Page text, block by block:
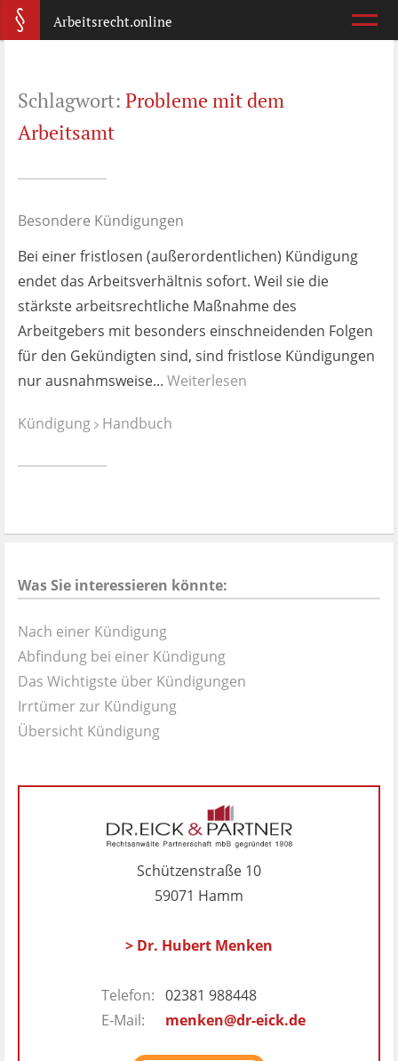
Arbeitsrecht.online
Was ist wichtig?
Wie reagiere ich?
Kündigung
Was jetzt?
Aufhebungsvertrag
Wann lohnt er sich?
Zeugnis
Datenschutz
Schlagwort: Probleme mit dem
Arbeitsamt
Besondere Kündigungen
Bei einer fristlosen (außerordentlichen) Kündigung
endet das Arbeitsverhältnis sofort. Weil sie die
stärkste arbeitsrechtliche Maßnahme des
Arbeitgebers mit besonders einschneidenden Folgen
für den Gekündigten sind, sind fristlose Kündigungen
nur ausnahmsweise... Weiterlesen
Kündigung Handbuch
Was Sie interessieren könnte:
Nach einer Kündigung
Abfindung bei einer Kündigung
Das Wichtigste über Kündigungen
Irrtümer zur Kündigung
Übersicht Kündigung
Schützenstraße 10
59071 Hamm
> Dr. Hubert Menken
Telefon: 02381 988448
E-Mail:
menken@dr-eick.de